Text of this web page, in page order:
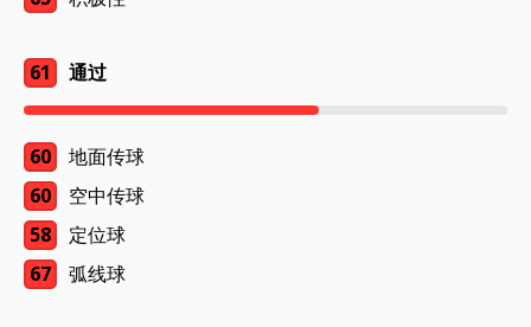
61 通过
60
地面传球
60
空中传球
58
定位球
67
弧线球